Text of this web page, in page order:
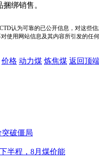
绑销售。
认为可靠的已公开信息，对这些
使用网站信息及其内容所引发的任
价格 动力煤 炼焦煤 返回顶
突破僵局
半程，8月煤价能